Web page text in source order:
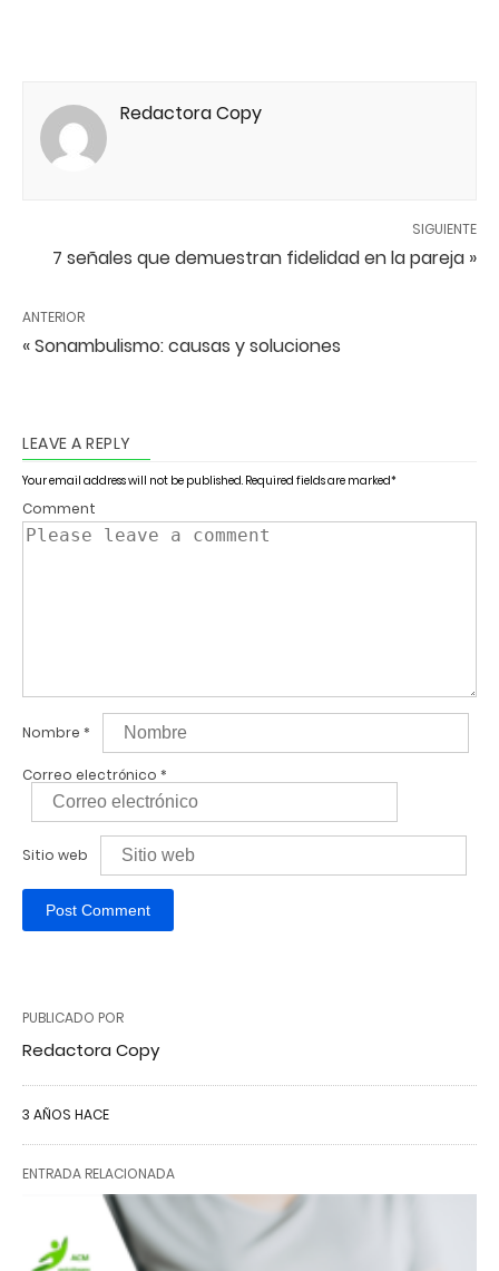
Redactora Copy
SIGUIENTE
7 señales que demuestran fidelidad en la pareja »
ANTERIOR
« Sonambulismo: causas y soluciones
LEAVE A REPLY
Your email address will not be published. Required fields are marked*
Comment
Nombre *
Correo electrónico *
Sitio web
PUBLICADO POR
Redactora Copy
3 AÑOS HACE
ENTRADA RELACIONADA